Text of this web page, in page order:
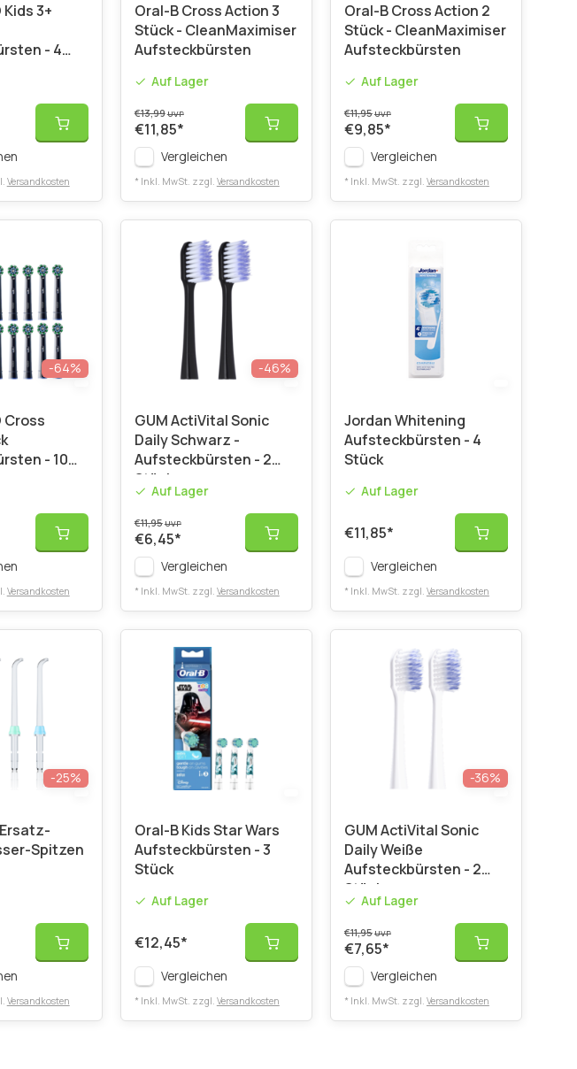
Kids 3+
- 4
Versandkosten
Oral-B Cross Action 3
Stück - CleanMaximiser
Aufsteckbürsten
Auf Lager
€13,99UVP
€11,85*
Vergleichen
* Inkl. MwSt. zzgl. Versandkosten
Oral-B Cross Action 2
Stück - CleanMaximiser
Aufsteckbürsten
Auf Lager
€11,95UVP
€9,85*
Vergleichen
* Inkl. MwSt. zzgl. Versandkosten
-64%
Cross
- 10
Versandkosten
-46%
GUM ActiVital Sonic
Daily Schwarz -
Aufsteckbürsten - 2
Stück
Auf Lager
€11,95UVP
€6,45*
Vergleichen
* Inkl. MwSt. zzgl. Versandkosten
Jordan Whitening
Aufsteckbürsten - 4
Stück
Auf Lager
€11,85*
Vergleichen
* Inkl. MwSt. zzgl. Versandkosten
-25%
Spitzen
Versandkosten
Oral-B Kids Star Wars
Aufsteckbürsten - 3
Stück
Auf Lager
€12,45*
Vergleichen
* Inkl. MwSt. zzgl. Versandkosten
-36%
GUM ActiVital Sonic
Daily Weiße
Aufsteckbürsten - 2
Stück
Auf Lager
€11,95UVP
€7,65*
Vergleichen
* Inkl. MwSt. zzgl. Versandkosten